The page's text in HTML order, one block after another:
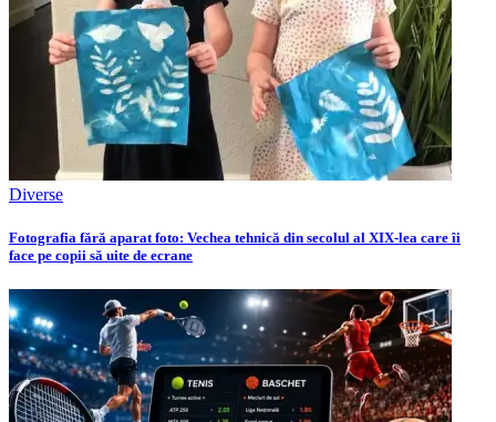
Diverse
Fotografia fără aparat foto: Vechea tehnică din secolul al XIX-lea care îi
face pe copii să uite de ecrane